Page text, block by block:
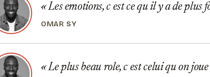
Les emotions, c est ce qu il y a de plus
OMAR SY
Le plus beau role, c est celui qu on